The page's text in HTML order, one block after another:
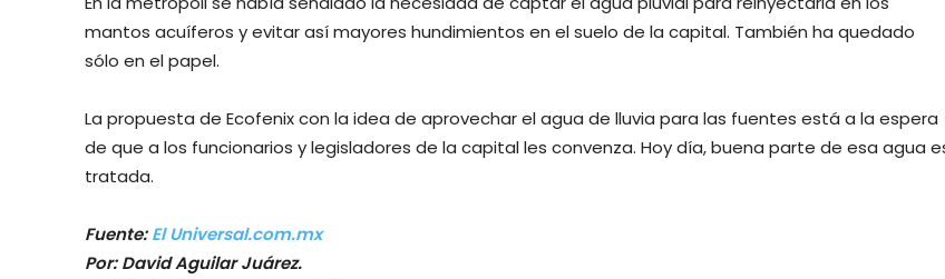
mantos acuíferos y evitar así mayores hundimientos en el suelo de la capital. También ha quedado
sólo en el papel.
La propuesta de Ecofenix con la idea de aprovechar el agua de lluvia para las fuentes está a la espera
de que a los funcionarios y legisladores de la capital les convenza. Hoy día, buena parte de esa agua
tratada.
Fuente:El Universal.com.mx
Por: David Aguilar Juárez.